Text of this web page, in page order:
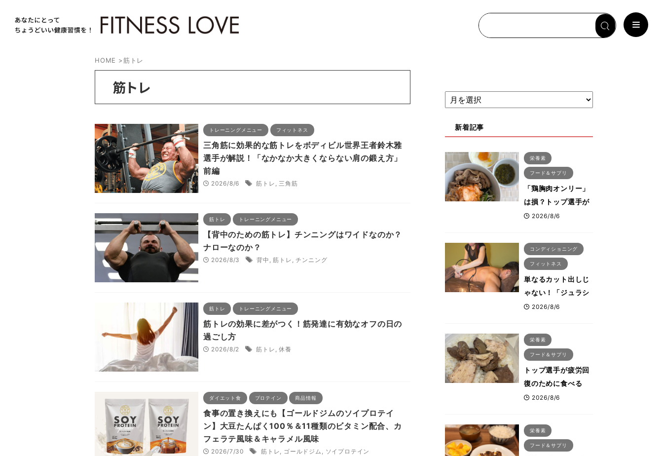
HOME >筋トレ
筋トレ
トレーニングメニュー フィットネス
三角筋に効果的な筋トレをボディビル世界王者鈴木雅
選手が解説！「なかなか大きくならない肩の鍛え方」
前編
2026/8/6 筋トレ , 三角筋
筋トレ トレーニングメニュー
【背中のための筋トレ】チンニングはワイドなのか？
ナローなのか？
2026/8/3 背中 ,筋トレ ,チンニング
筋トレ トレーニングメニュー
筋トレの効果に差がつく！筋発達に有効なオフの日の
過ごし方
2026/8/2 筋トレ ,休養
ダイエット食 プロテイン 商品情報
食事の置き換えにも【ゴールドジムのソイプロテイ
ン】大豆たんぱく100％＆11種類のビタミン配合、カ
フェラテ風味＆キャラメル風味
2026/7/30 筋トレ, ゴールドジム , ソイプロテイン
新着記事
栄養素
フード＆サプリ
「鶏胸肉オンリー」
は損？トップ選手が
実践する疲労を残さ
活コンボ
2026/8/6
コンディショニング
フィットネス
単なるカット出しじ
ゃない！「ジュラシ
ック筋膜リリース」
ットした納得の理
由 木澤大祐が解説
2026/8/6
栄養素
フード＆サプリ
トップ選手が疲労回
復のために食べる
「リカバリー飯」と
た鶏レバー活用法
2026/8/6
栄養素
フード＆サプリ